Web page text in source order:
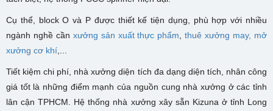
Cụ thể, block O và P được thiết kế tiện dụng, phù hợp với nhiều
ngành nghề cần xưởng sản xuất thực phẩm ,thuê xưởng may, mở
xưởng cơ khí
Tiết kiệm chi phí, nhà xưởng diện tích đa dạng diện tích, nhân công
giá tốt là những điểm mạnh của nguồn cung nhà xưởng ở các tỉnh
lân cận TPHCM . Hệ thống nhà xưởng xây sẵn Kizuna ở tỉnh Long